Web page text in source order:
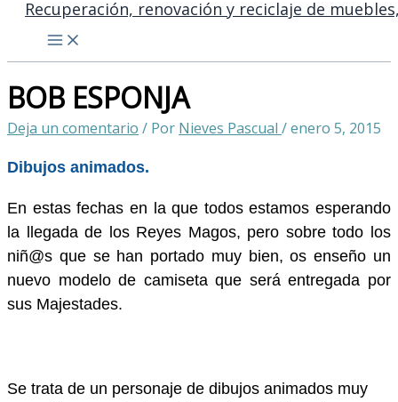
Recuperación, renovación y reciclaje de
BOB ESPONJA
Deja un comentario / Por Nieves Pascual /enero 5, 2015
Dibujos animados.
En estas fechas en la que todos estamos esperando
la llegada de los Reyes Magos, pero sobre todo los
niñ@s que se han portado muy bien, os enseño un
nuevo modelo de camiseta que será entregada por
sus Majestades.
Se trata de un personaje de dibujos animados muy